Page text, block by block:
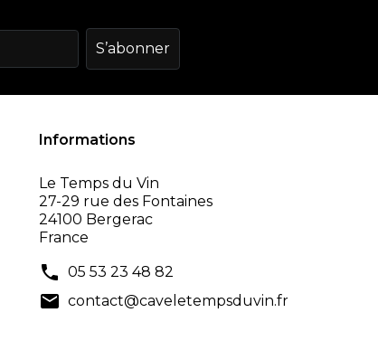
Informations
Le Temps du Vin
27-29 rue des Fontaines
24100 Bergerac
France
phone 05 53 23 48 82
mail contact@caveletempsduvin.fr